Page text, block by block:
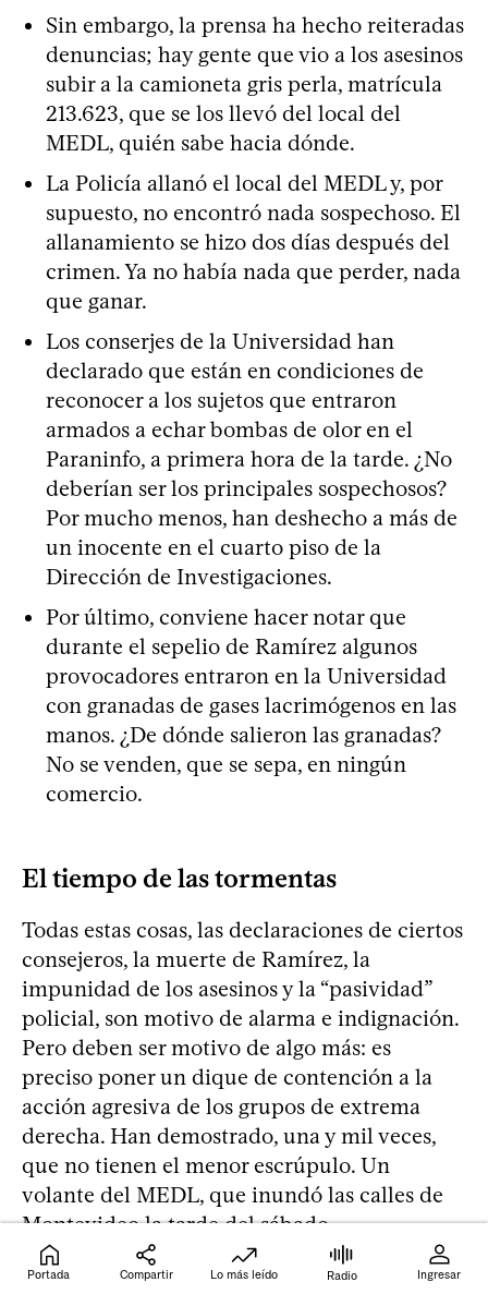
Sin embargo, la prensa ha hecho reiteradas
denuncias; hay gente que vio a los asesinos
subir a la camioneta gris perla, matrícula
213.623, que se los llevó del local del
MEDL, quién sabe hacia dónde.
La Policía allanó el local del MEDL y, por
supuesto, no encontró nada sospechoso. El
allanamiento se hizo dos días después del
crimen. Ya no había nada que perder, nada
que ganar.
Los conserjes de la Universidad han
declarado que están en condiciones de
reconocer a los sujetos que entraron
armados a echar bombas de olor en el
Paraninfo, a primera hora de la tarde. ¿No
deberían ser los principales sospechosos?
Por mucho menos, han deshecho a más de
un inocente en el cuarto piso de la
Dirección de Investigaciones.
Por último, conviene hacer notar que
durante el sepelio de Ramírez algunos
provocadores entraron en la Universidad
con granadas de gases lacrimógenos en las
manos. ¿De dónde salieron las granadas?
No se venden, que se sepa, en ningún
comercio.
El tiempo de las tormentas
Todas estas cosas, las declaraciones de ciertos
consejeros, la muerte de Ramírez, la
impunidad de los asesinos y la “pasividad”
policial, son motivo de alarma e indignación.
Pero deben ser motivo de algo más: es
preciso poner un dique de contención a la
acción agresiva de los grupos de extrema
derecha. Han demostrado, una y mil veces,
que no tienen el menor escrúpulo. Un
volante del MEDL, que inundó las calles de
Montevideo la tarde del sábado,
textualmente decía: “Ayer: Serafín Billotto;
hoy: Arbelio Ramírez. Dos víctimas de las
Portada Compartir Lo más leído Radio Ingresar